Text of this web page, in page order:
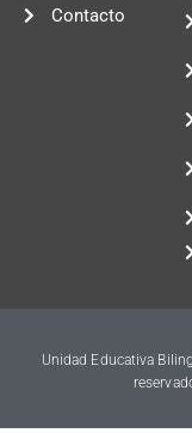
Contacto
Unidad Educativa